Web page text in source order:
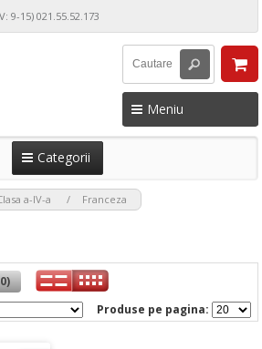
9-15) 021.55.52.173
Meniu
Categorii
a-IV-a Franceza
Produse pe pagina: